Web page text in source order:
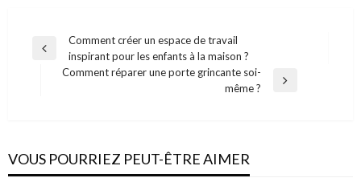
Navigation
Previous
Comment créer un espace de travail
inspirant pour les enfants à la maison ?
Comment réparer une porte grincante soi-
même ?
VOUS POURRIEZ PEUT-ÊTRE AIMER